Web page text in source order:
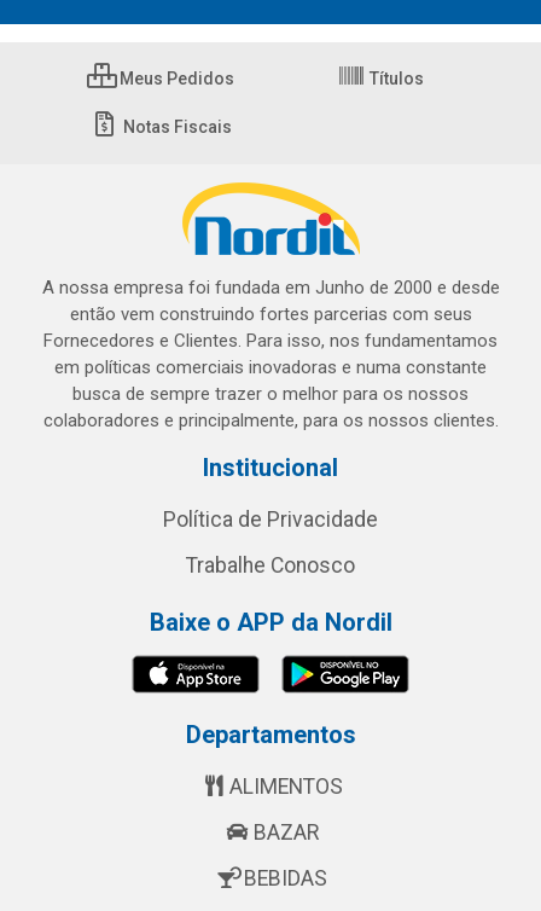
Meus Pedidos Títulos
Notas Fiscais
A nossa empresa foi fundada em Junho de 2000 e desde
então vem construindo fortes parcerias com seus
Fornecedores e Clientes. Para isso, nos fundamentamos
em políticas comerciais inovadoras e numa constante
busca de sempre trazer o melhor para os nossos
colaboradores e principalmente, para os nossos clientes.
Institucional
Política de Privacidade
Trabalhe Conosco
Baixe o APP da Nordil
Departamentos
ALIMENTOS
BAZAR
BEBIDAS